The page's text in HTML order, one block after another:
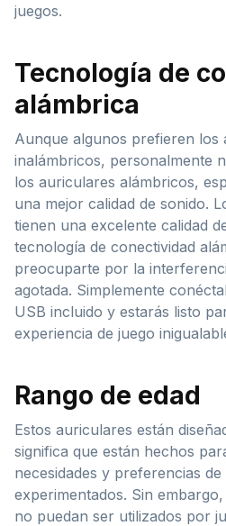
juegos.
Tecnología de
alámbrica
Aunque algunos prefieren los
inalámbricos, personalmente
los auriculares alámbricos,
una mejor calidad de sonido.
tienen una excelente calidad
tecnología de conectividad
preocuparte por la
agotada. Simplemente
USB incluido y estarás listo
experiencia de juego
Rango de edad
Estos auriculares están
significa que están hechos
necesidades y preferencias
experimentados. Sin
no puedan ser utilizados por